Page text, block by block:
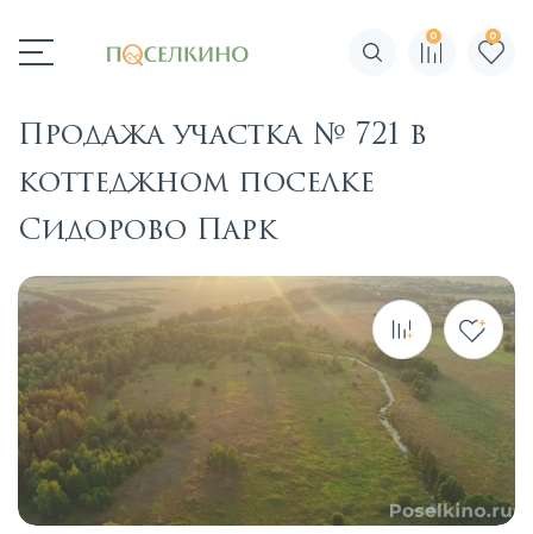
Поиск по сайту
0 0
Продажа участка № 721 в
коттеджном поселке
Сидорово Парк